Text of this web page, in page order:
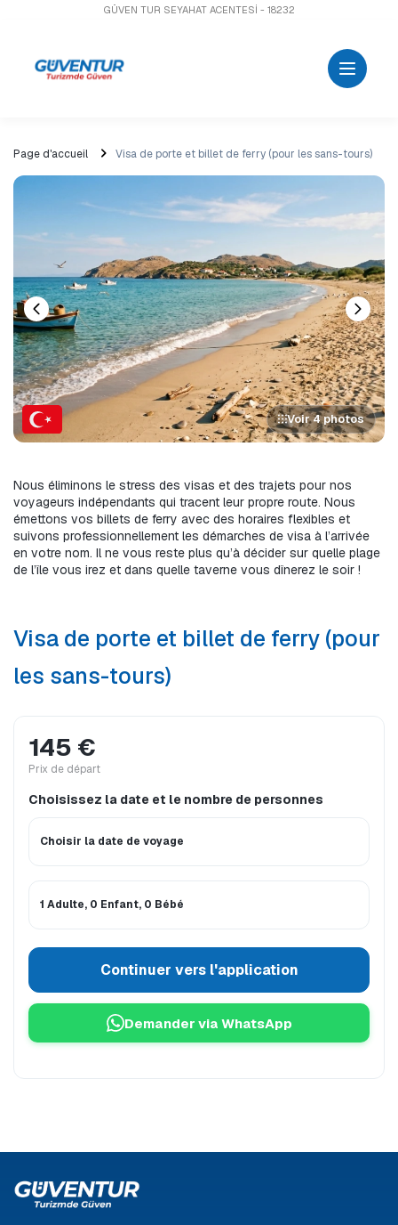
GÜVEN TUR SEYAHAT ACENTESİ - 18232
Page d'accueil Visa de porte et billet de ferry (pour les sans-tours)
Voir 4 photos
Nous éliminons le stress des visas et des trajets pour nos
voyageurs indépendants qui tracent leur propre route. Nous
émettons vos billets de ferry avec des horaires flexibles et
suivons professionnellement les démarches de visa à l’arrivée
en votre nom. Il ne vous reste plus qu’à décider sur quelle plage
de l’île vous irez et dans quelle taverne vous dînerez le soir !
Visa de porte et billet de ferry (pour
les sans-tours)
145 €
Prix ​​de départ
Choisissez la date et le nombre de personnes
Choisir la date de voyage
1 Adulte, 0 Enfant, 0 Bébé
Continuer vers l'application
Demander via WhatsApp